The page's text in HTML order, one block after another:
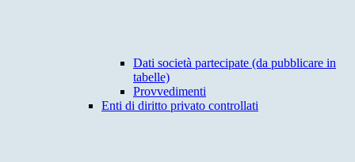
Dati società partecipate (da pubblicare in
tabelle)
Provvedimenti
Enti di diritto privato controllati